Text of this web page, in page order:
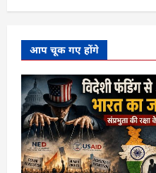
आप चूक गए होंगे